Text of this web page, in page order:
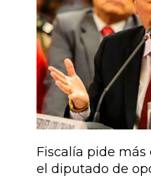
Fiscalía pide más
el diputado de